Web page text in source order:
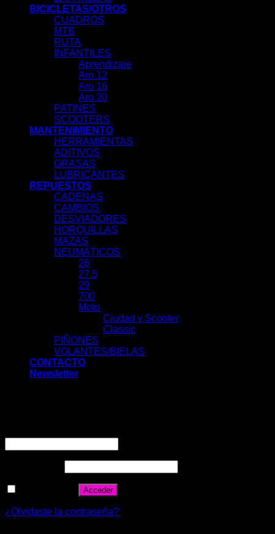
BICICLETAS/OTROS
CUADROS
MTB
RUTA
INFANTILES
Aprendizaje
Aro 12
Aro 16
Aro 20
PATINES
SCOOTERS
MANTENIMIENTO
HERRAMIENTAS
ADITIVOS
GRASAS
LUBRICANTES
REPUESTOS
CADENAS
CAMBIOS
DESVIADORES
HORQUILLAS
MAZAS
NEUMÁTICOS
26
27.5
29
700
Moto
Ciudad y Scooter
Classic
PIÑONES
VOLANTES/BIELAS
CONTACTO
Newsletter
Acceder
¿Olvidaste la contraseña?